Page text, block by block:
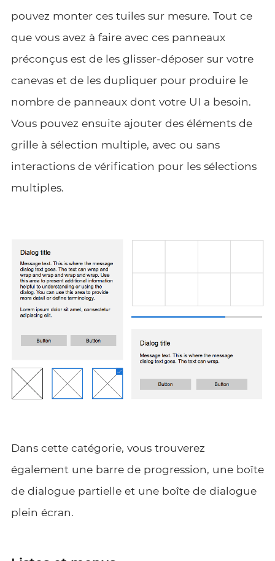
pouvez monter ces tuiles sur mesure. Tout ce
que vous avez à faire avec ces panneaux
préconçus est de les glisser-déposer sur votre
canevas et de les dupliquer pour produire le
nombre de panneaux dont votre UI a besoin.
Vous pouvez ensuite ajouter des éléments de
grille à sélection multiple, avec ou sans
interactions de vérification pour les sélections
multiples.
Dans cette catégorie, vous trouverez
également une barre de progression, une boîte
de dialogue partielle et une boîte de dialogue
plein écran.